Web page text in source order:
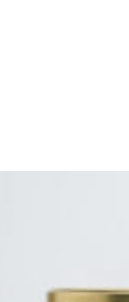
légumes